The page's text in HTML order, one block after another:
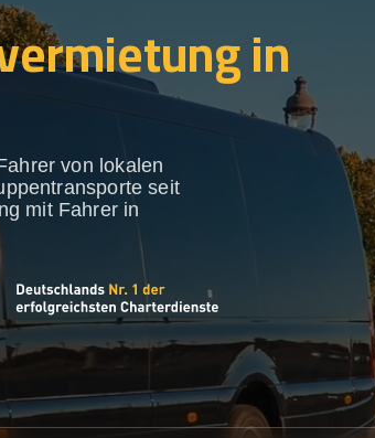
in
von lokalen
seit
mit Fahrer in